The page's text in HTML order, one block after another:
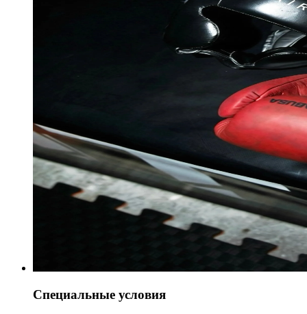
Специальные условия